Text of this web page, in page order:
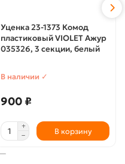
Уценка 23-1373 Комод
пластиковый VIOLET Ажур
035326, 3 секции, белый
В наличии ✓
900 ₽
В корзину